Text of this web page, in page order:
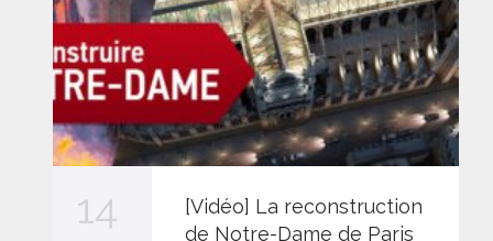
14
[Vidéo] La reconstruction
de Notre-Dame de Paris